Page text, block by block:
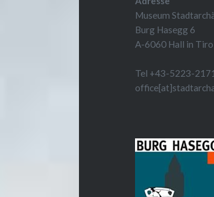
Museum
Burg Hasegg 6
A-6060 Hall in
Tel +43-5223-